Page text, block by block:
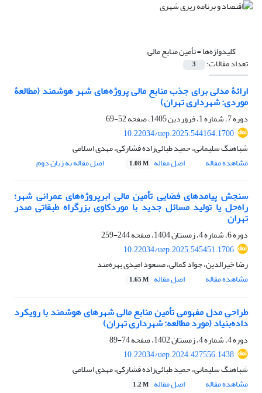
کلیدواژه‌ها =تأمین منابع مالی
تعداد مقالات: 3
ارائۀ مدلی برای جذب منابع مالی پروژه‌های شهر هوشمند (مطالعۀ
موردی: شهرداری تهران)
دوره 7، شماره 1، فروردین 1405، صفحه
52-69
10.22034/uep.2025.544164.1700
شباهنگ سلیمانی، حمید طبائی‌زاده فشارکی، مهدی اسلامی
مشاهده مقاله
اصل مقاله 1.08 M اصل مقاله به زبان دوم
سنجش پیامدهای فضایی تأمین مالی ابرپروژه‌های عمرانی شهر؛
راه‌حل یا تولید مسائل جدید با موردکاوی بزرگراه طبقاتی صدر
تهران
دوره 6، شماره 4، زمستان 1404، صفحه
244-259
10.22034/uep.2025.545451.1706
رضا خیرالدین، جواد کمالی، مسعود امیدی بهره‌مند
مشاهده مقاله
اصل مقاله 1.65 M
طراحی مدل مفهومی تأمین منابع مالی شهرهای هوشمند با رویکرد
داده‌بنیاد (مورد مطالعه: شهرداری تهران)
دوره 4، شماره 4، زمستان 1402، صفحه
74-89
10.22034/uep.2024.427556.1438
شباهنگ سلیمانی، حمید طبائی‌زاده فشارکی، مهدی اسلامی
مشاهده مقاله
اصل مقاله 1.2 M